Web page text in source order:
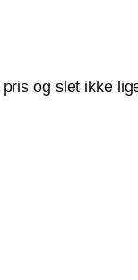
og slet ikke